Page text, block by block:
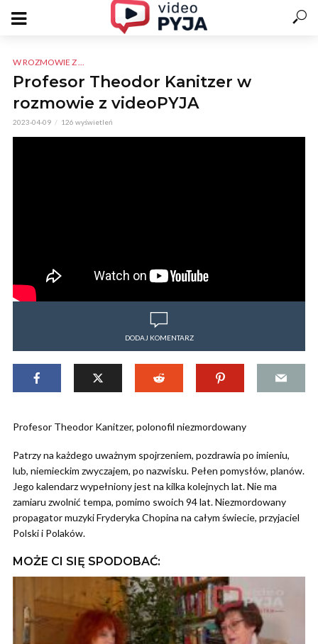
W ROZMOWIE Z ...
Profesor Theodor Kanitzer w
rozmowie z videoPYJA
2023-04-09 126 wyświetleń
DODAJ KOMENTARZ
Profesor Theodor Kanitzer, polonofil niezmordowany
Patrzy na każdego uważnym spojrzeniem, pozdrawia po imieniu,
lub, niemieckim zwyczajem, po nazwisku. Pełen pomysłów, planów.
Jego kalendarz wypełniony jest na kilka kolejnych lat. Nie ma
zamiaru zwolnić tempa, pomimo swoich 94 lat. Niezmordowany
propagator muzyki Fryderyka Chopina na całym świecie, przyjaciel
Polski i Polaków.
MOŻE CI SIĘ SPODOBAĆ: